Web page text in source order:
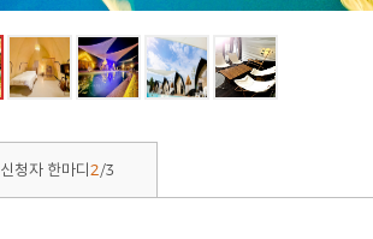
신청자 한마디 2/3